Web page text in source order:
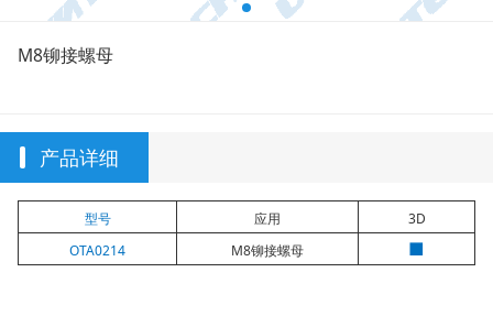
M8铆接螺母
产品详细
型号 应用
3D
OTA0214
M8铆接螺母 ■